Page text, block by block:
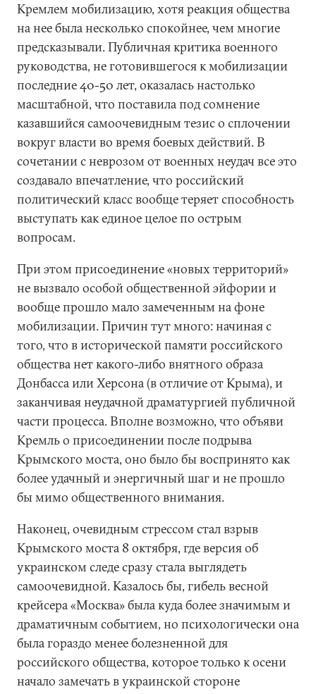
Кремлем мобилизацию, хотя реакция общества
на нее была несколько спокойнее, чем многие
предсказывали. Публичная критика военного
руководства, не готовившегося к мобилизации
последние 40-50 лет, оказалась настолько
масштабной, что поставила под сомнение
казавшийся самоочевидным тезис о сплочении
вокруг власти во время боевых действий. В
сочетании с неврозом от военных неудач все это
создавало впечатление, что российский
политический класс вообще теряет способность
выступать как единое целое по острым
вопросам.
При этом присоединение «новых территорий»
не вызвало особой общественной эйфории и
вообще прошло мало замеченным на фоне
мобилизации. Причин тут много: начиная с
того, что в исторической памяти российского
общества нет какого-либо внятного образа
Донбасса или Херсона (в отличие от Крыма), и
заканчивая неудачной драматургией публичной
части процесса. Вполне возможно, что объяви
Кремль о присоединении после подрыва
Крымского моста, оно было бы воспринято как
более удачный и энергичный шаг и не прошло
бы мимо общественного внимания.
Наконец, очевидным стрессом стал взрыв
Крымского моста 8 октября, где версия об
украинском следе сразу стала выглядеть
самоочевидной. Казалось бы, гибель весной
крейсера «Москва» была куда более значимым и
драматичным событием, но психологически она
была гораздо менее болезненной для
российского общества, которое только к осени
начало замечать в украинской стороне